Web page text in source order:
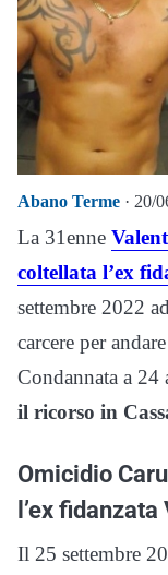
Abano Terme · 20/
La 31enne
coltellata l’ex
settembre 2022 ad
carcere per
Condannata a
il ricorso in
Omicidio
l’ex
Il 25 settembre